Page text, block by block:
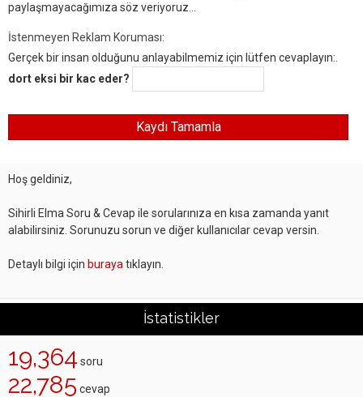
paylaşmayacağımıza söz veriyoruz...
İstenmeyen Reklam Koruması:
Gerçek bir insan olduğunu anlayabilmemiz için lütfen cevaplayın:.
dort eksi bir kac eder?
Hoş geldiniz,
Sihirli Elma Soru & Cevap ile sorularınıza en kısa zamanda yanıt
alabilirsiniz. Sorunuzu sorun ve diğer kullanıcılar cevap versin.
Detaylı bilgi için buraya tıklayın.
İstatistikler
19,364 soru
22,785 cevap